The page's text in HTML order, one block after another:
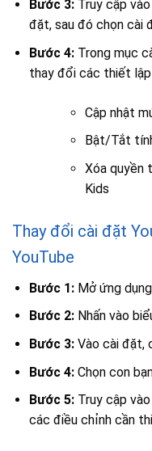
Bước 3:Truy cập
đặt, sau đó chọn cài
Bước 4:Trong mục
thay đổi các thiết lập
Cập nhật
Bật/Tắt
Xóa quyền
Kids
Thay đổi cài đặt
YouTube
Bước 1:Mở ứng
Bước 2:Nhấn vào
Bước 3:Vào cài đặt,
Bước 4:Chọn con
Bước 5:Truy cập
các điều chỉnh cần